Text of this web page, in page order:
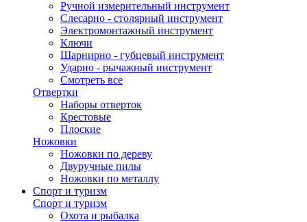
Ручной измерительный инструмент
Слесарно - столярный инструмент
Электромонтажный инструмент
Ключи
Шарнирно - губцевый инструмент
Ударно - рычажный инструмент
Смотреть все
Отвертки
Наборы отверток
Крестовые
Плоские
Ножовки
Ножовки по дереву
Двуручные пилы
Ножовки по металлу
Спорт и туризм
Спорт и туризм
Охота и рыбалка